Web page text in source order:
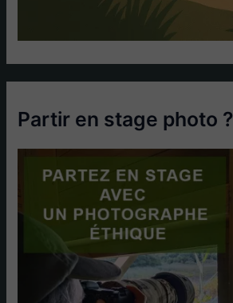
Partir en stage photo ?